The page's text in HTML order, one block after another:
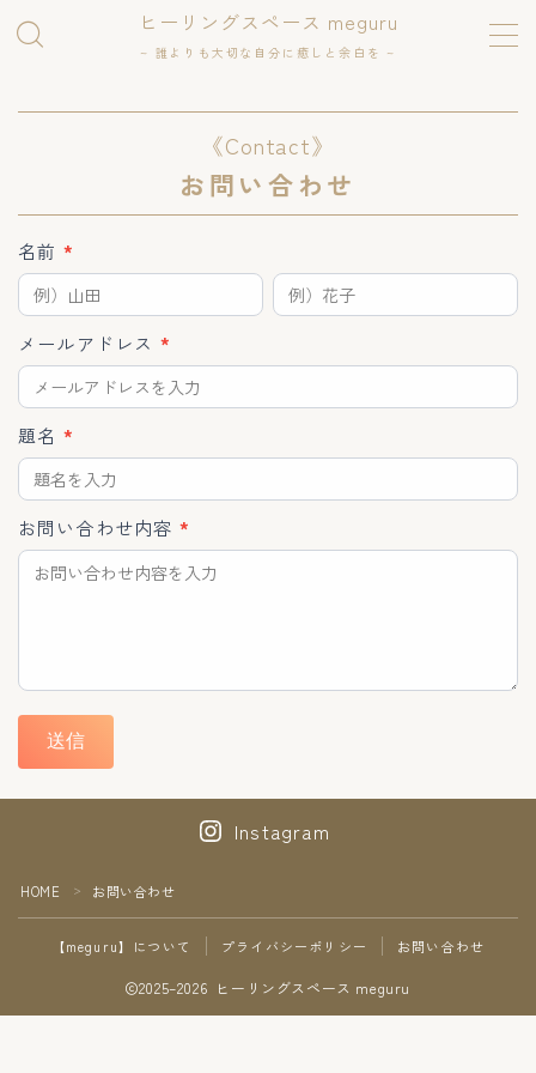
ヒーリングスペース meguru
~ 誰よりも大切な自分に癒しと余白を ~
お知らせ
施術フロー
メニュー
アロマトリートメント
レイキヒーリング
お問い合わせ
《Contact》
お問い合わせ
お
問
い
合
わ
せ
名前 *
名
前
名
前
メールアドレス *
題名 *
お問い合わせ内容 *
送信
Instagram
HOME ＞ お問い合わせ
【meguru】について プライバシーポリシー お問い合わせ
2025–2026 ヒーリングスペース meguru